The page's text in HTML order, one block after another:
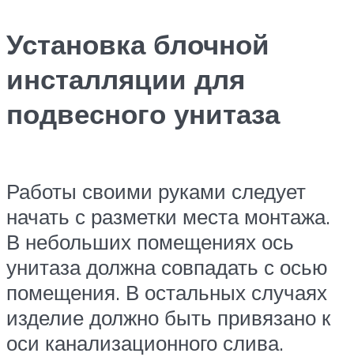
Установка блочной
инсталляции для
подвесного унитаза
Работы своими руками следует
начать с разметки места монтажа.
В небольших помещениях ось
унитаза должна совпадать с осью
помещения. В остальных случаях
изделие должно быть привязано к
оси канализационного слива.